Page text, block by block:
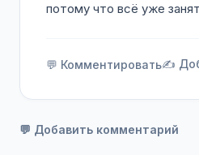
потому что всё уже
💬 Комментировать✍️
💬 Добавить комментарий